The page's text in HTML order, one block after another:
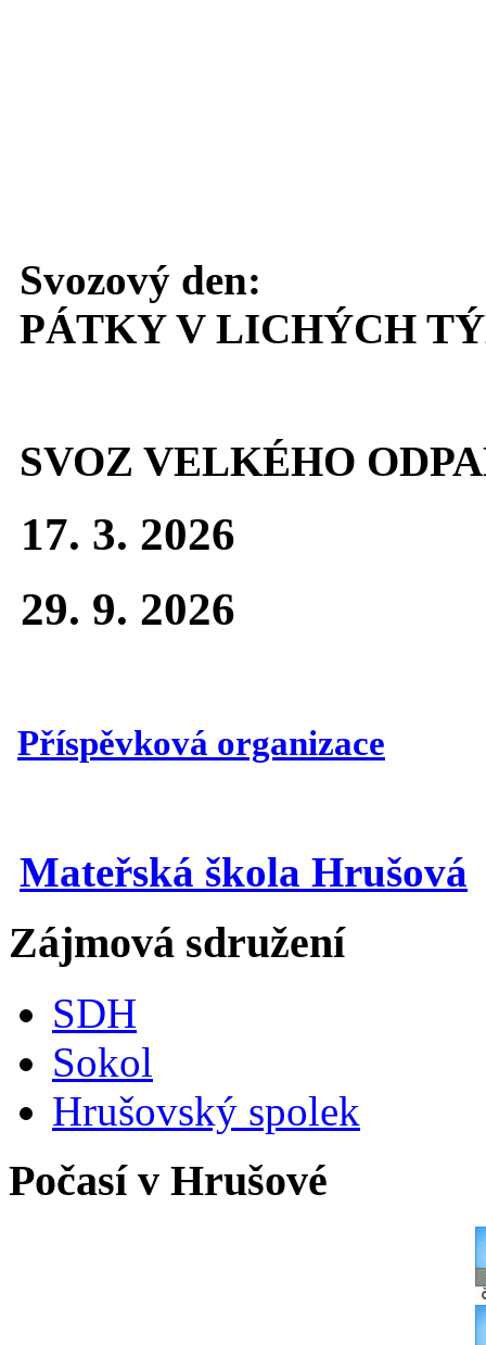
Svozový den:
PÁTKY V LICHÝCH
SVOZ VELKÉHO
17. 3. 2026
29. 9. 2026
Příspěvková organizace
Mateřská škola Hrušová
Zájmová sdružení
SDH
Sokol
Hrušovský spolek
Počasí v Hrušové